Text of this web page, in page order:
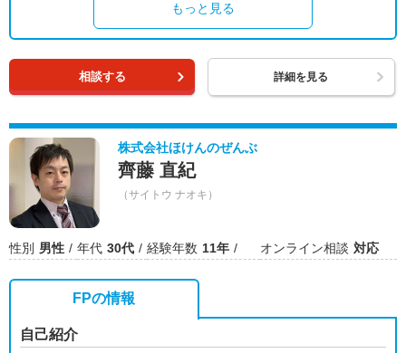
もっと見る
相談する 詳細を見る
株式会社ほけんのぜんぶ
齊藤 直紀
（サイトウ ナオキ）
性別 男性 年代 30代 経験年数 11年 オンライン相談 対応
FPの情報
自己紹介